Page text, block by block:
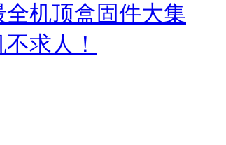
全机顶盒固件大集
求人！